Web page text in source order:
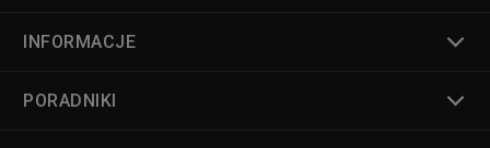
INFORMACJE
PORADNIKI